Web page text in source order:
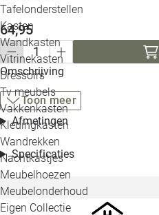
Tafelonderstellen
Kasten
Wandkasten
Vitrinekasten
Dressoirs
Tv meubels
Vakkenkasten
Kledingkasten
Wandrekken
Nachtkastjes
Meubelhoezen
Meubelonderhoud
Eigen Collectie
64,95
Omschrijving
Toon meer
Afmetingen
Specificaties